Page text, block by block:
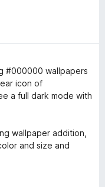
#000000 wallpapers
icon of
a full dark mode with
wallpaper addition,
and size and